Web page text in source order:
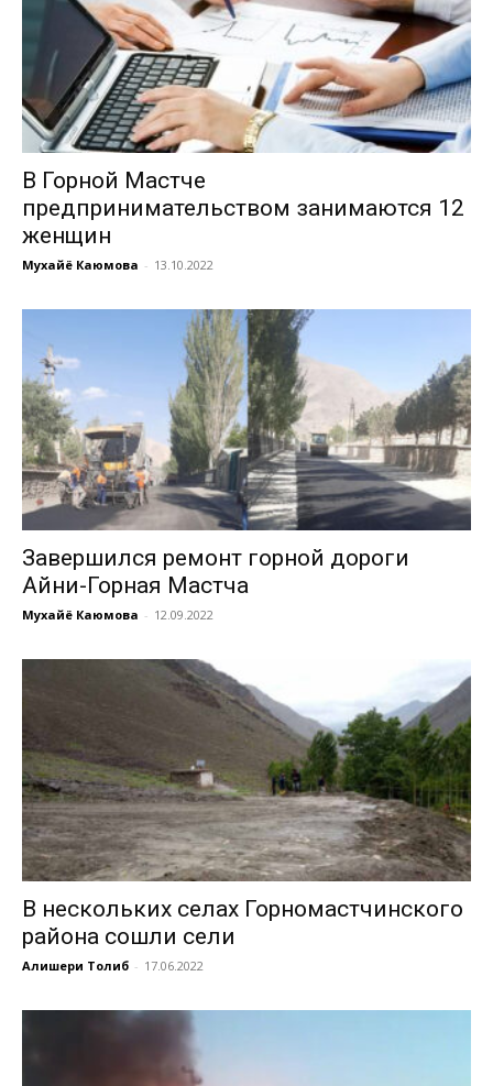
В Горной Мастче
предпринимательством занимаются 12
женщин
Мухайё Каюмова - 13.10.2022
Завершился ремонт горной дороги
Айни-Горная Мастча
Мухайё Каюмова - 12.09.2022
В нескольких селах Горномастчинского
района сошли сели
Алишери Толиб - 17.06.2022